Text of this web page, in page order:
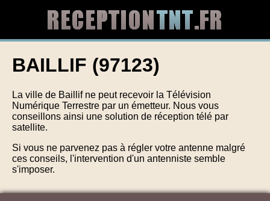
BAILLIF (97123)
La ville de Baillif ne peut recevoir la Télévision
Numérique Terrestre par un émetteur. Nous vous
conseillons ainsi une solution de réception télé par
satellite.
Si vous ne parvenez pas à régler votre antenne malgré
ces conseils, l'intervention d'un antenniste semble
s'imposer.